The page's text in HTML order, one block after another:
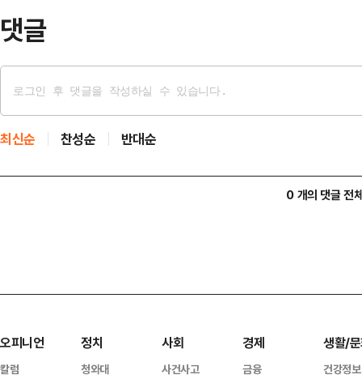
댓글
최신순 찬성순 반대순
0 개의 댓글 전
오피니언
칼럼
정치
청와대
사회
사건사고
경제
금융
생활/
건강정보